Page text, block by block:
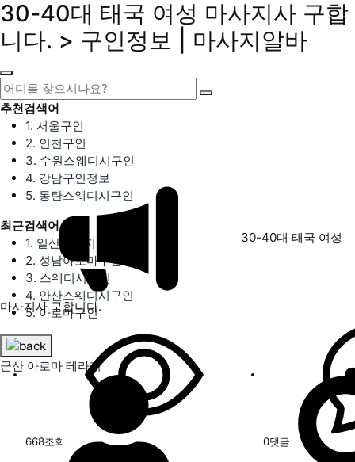
30-40대 태국 여성 마사지사 구합
니다. > 구인정보 | 마사지알바
추천검색어
1. 서울구인
2. 인천구인
3. 수원스웨디시구인
4. 강남구인정보
5. 동탄스웨디시구인
최근검색어
1. 일산마사지구인
2. 성남아로마구인
3. 스웨디시구인
4. 안산스웨디시구인
5. 아로마구인
군산 아로마 테라피
30-40대 태국 여성
마사지사 구합니다.
668조회 0댓글